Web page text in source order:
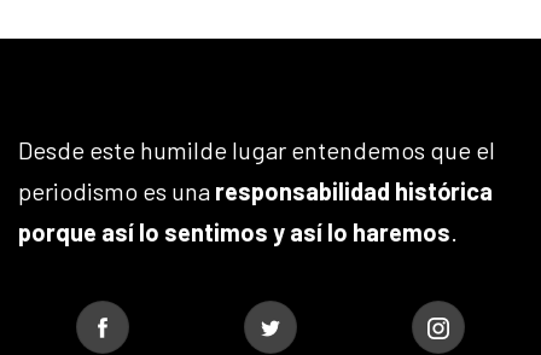
Desde este humilde lugar entendemos que el
periodismo es una responsabilidad histórica
porque así lo sentimos y así lo haremos.